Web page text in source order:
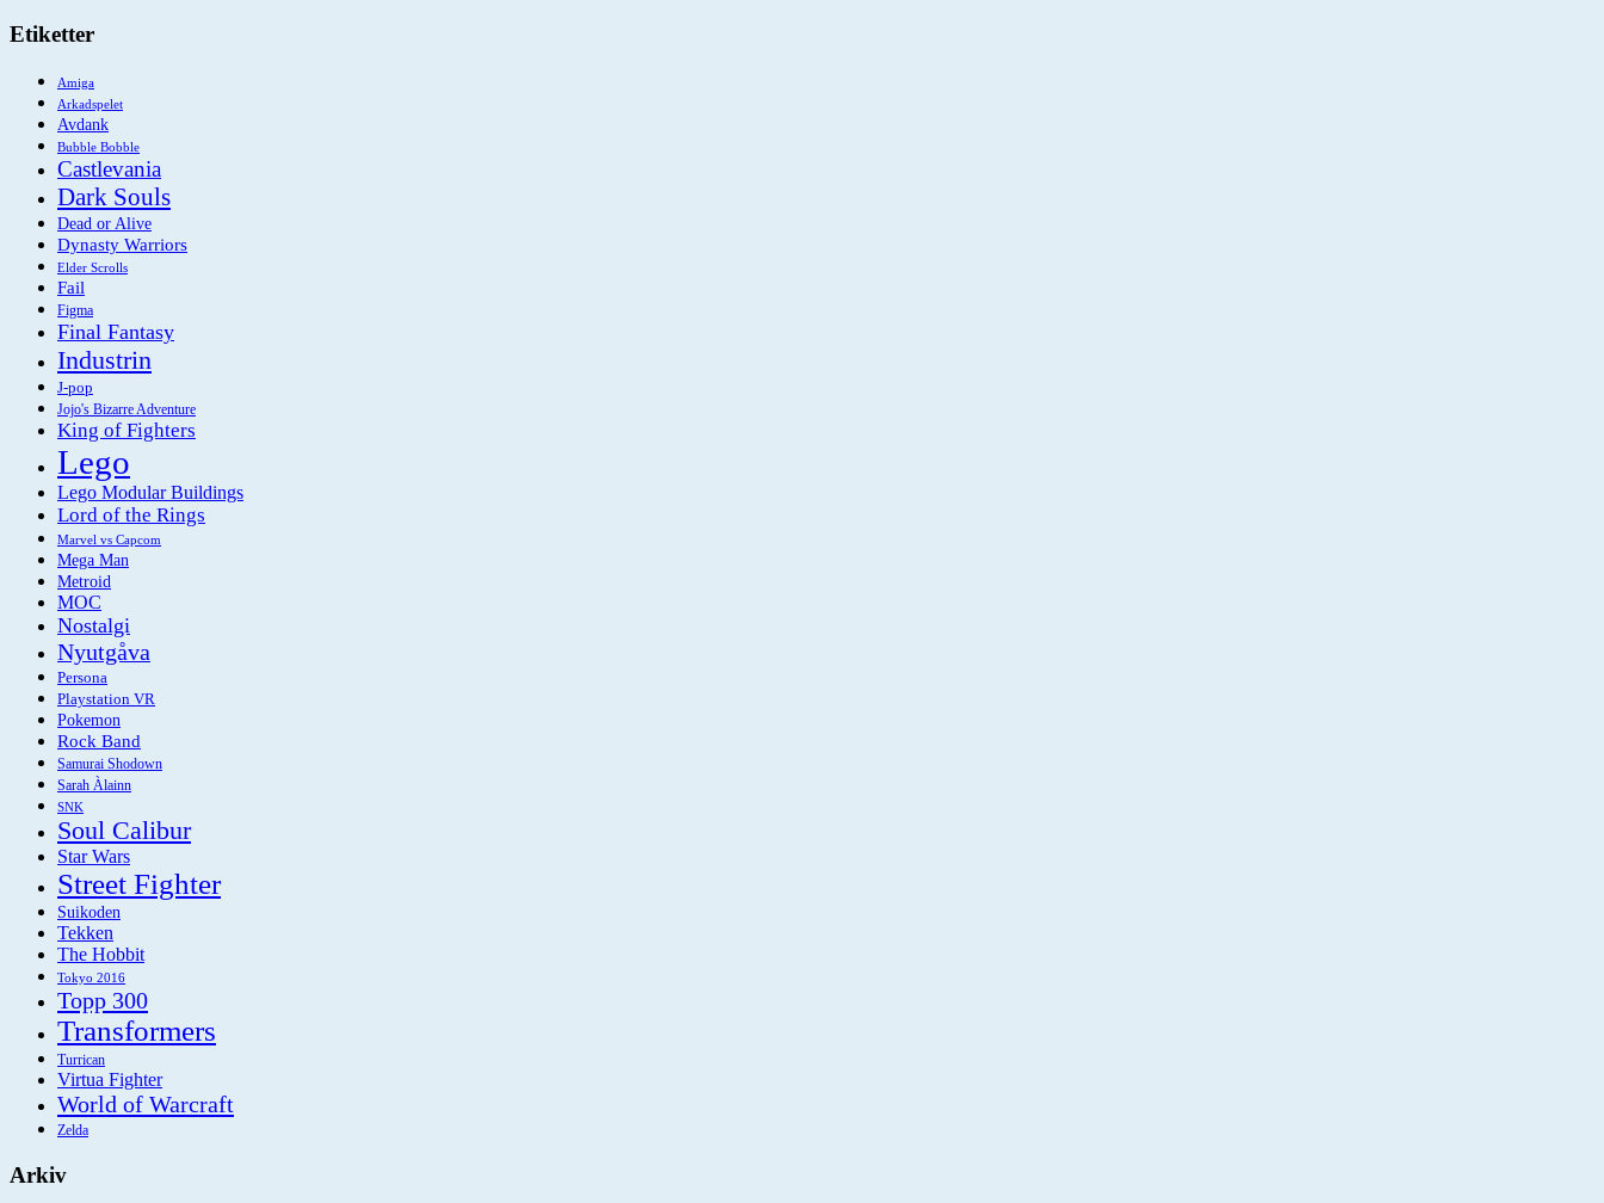
Etiketter
Amiga
Arkadspelet
Avdank
Bubble Bobble
Castlevania
Dark Souls
Dead or Alive
Dynasty Warriors
Elder Scrolls
Fail
Figma
Final Fantasy
Industrin
J-pop
Jojo's Bizarre Adventure
King of Fighters
Lego
Lego Modular Buildings
Lord of the Rings
Marvel vs Capcom
Mega Man
Metroid
MOC
Nostalgi
Nyutgåva
Persona
Playstation VR
Pokemon
Rock Band
Samurai Shodown
Sarah Àlainn
SNK
Soul Calibur
Star Wars
Street Fighter
Suikoden
Tekken
The Hobbit
Tokyo 2016
Topp 300
Transformers
Turrican
Virtua Fighter
World of Warcraft
Zelda
Arkiv